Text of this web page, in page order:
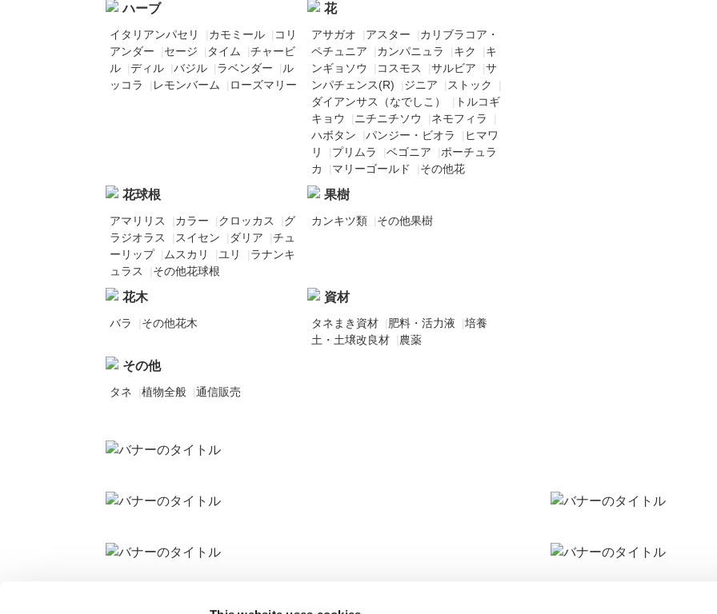
ハーブ
イタリアンパセリ |カモミール | コリ
アンダー
|セージ | タイム |チャービ
ル |ディル |バジル |ラベンダー | ル
ッコラ
| レモンバーム | ローズマリー
花
アサガオ |アスター |カリブラコア・
ペチュニア
|カンパニュラ |キク |キ
ンギョソウ
| コスモス |サルビア |サ
ンパチェンス(R)
|ジニア | ストック
|
ダイアンサス（なでしこ）
| トルコギ
キョウ
|ニチニチソウ |ネモフィラ
|
ハボタン
|パンジー・ビオラ | ヒマワ
リ
|プリムラ |ベゴニア |ポーチュラ
カ
|マリーゴールド |その他花
花球根
アマリリス |カラー |クロッカス |グ
ラジオラス
| スイセン | ダリア |チュ
ーリップ | ムスカリ |ユリ |ラナンキ
ュラス
|その他花球根
果樹
カンキツ類 |その他果樹
花木
バラ |その他花木
資材
タネまき資材 |肥料・活力液 |培養
土・土壌改良材 |農薬
その他
タネ |植物全般 |通信販売